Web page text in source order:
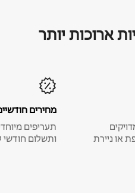
ארוכות יותר
או ניירת
מחירים
תעריפים
ותשלום חודשי